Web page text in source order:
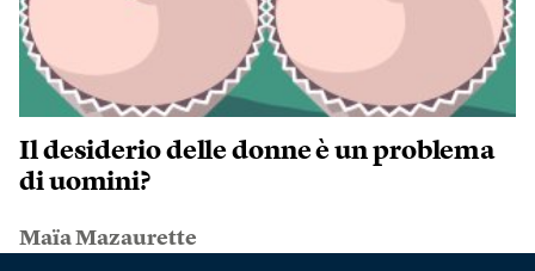
Il desiderio delle donne è un problema
di uomini?
Maïa Mazaurette